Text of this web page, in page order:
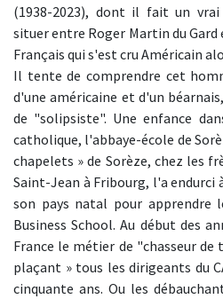
(1938-2023), dont il fait un
situer entre Roger Martin du
Français qui s'est cru Américain
Il tente de comprendre cet
d'une américaine et d'un
de "solipsiste". Une enfance
catholique, l'abbaye-école de
chapelets » de Sorèze, chez les
Saint-Jean à Fribourg, l'a endurci
son pays natal pour apprendre
Business School. Au début des
France le métier de "chasseur de
plaçant » tous les dirigeants du
cinquante ans. Ou les